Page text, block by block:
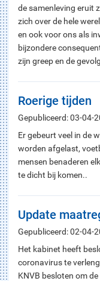
de samenleving eruit
zich over de hele
en ook voor ons als
bijzondere
zijn greep en de
Roerige tijden
Gepubliceerd: 03-04-
Er gebeurt veel in de
worden afgelast,
mensen benaderen
te dicht bij komen..
Update
Gepubliceerd: 02-04-
Het kabinet heeft
coronavirus te
KNVB besloten om